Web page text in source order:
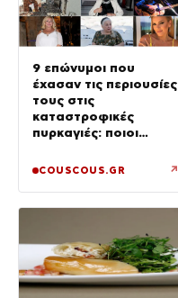
9 επώνυμοι που
έχασαν τις περιουσίες
τους στις
καταστροφικές
πυρκαγιές: ποιοι
COUSCOUS.GR ↗